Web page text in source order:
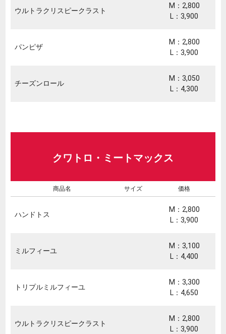
ウルトラクリスピークラスト
M：2,800
L：3,900
パンピザ
M：2,800
L：3,900
チーズンロール
M：3,050
L：4,300
クワトロ・ミートマックス
商品名 サイズ 価格
ハンドトス
M：2,800
L：3,900
ミルフィーユ
M：3,100
L：4,400
トリプルミルフィーユ
M：3,300
L：4,650
ウルトラクリスピークラスト
M：2,800
L：3,900